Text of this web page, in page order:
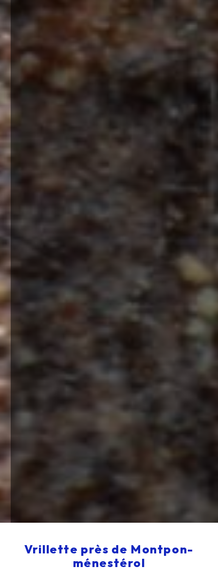
Vrillette près de Montpon-
ménestérol